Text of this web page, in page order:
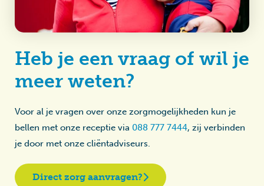
Heb je een vraag of wil je
meer weten?
Voor al je vragen over onze zorgmogelijkheden kun je
bellen met onze receptie via 088 777 7444, zij verbinden
je door met onze cliëntadviseurs.
Direct zorg aanvragen?